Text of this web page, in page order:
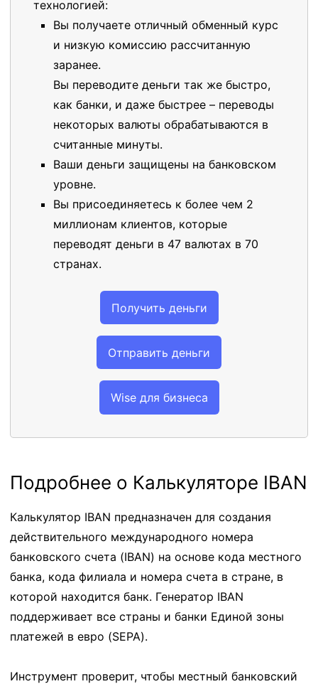
технологией:
Вы получаете отличный обменный курс
и низкую комиссию рассчитанную
заранее.
Вы переводите деньги так же быстро,
как банки, и даже быстрее – переводы
некоторых валюты обрабатываются в
считанные минуты.
Ваши деньги защищены на банковском
уровне.
Вы присоединяетесь к более чем 2
миллионам клиентов, которые
переводят деньги в 47 валютах в 70
странах.
Получить деньги
Отправить деньги
Wise для бизнеса
Подробнее о Калькуляторе IBAN
Калькулятор IBAN предназначен для создания
действительного международного номера
банковского счета (IBAN) на основе кода местного
банка, кода филиала и номера счета в стране, в
которой находится банк. Генератор IBAN
поддерживает все страны и банки Единой зоны
платежей в евро (SEPA).
Инструмент проверит, чтобы местный банковский